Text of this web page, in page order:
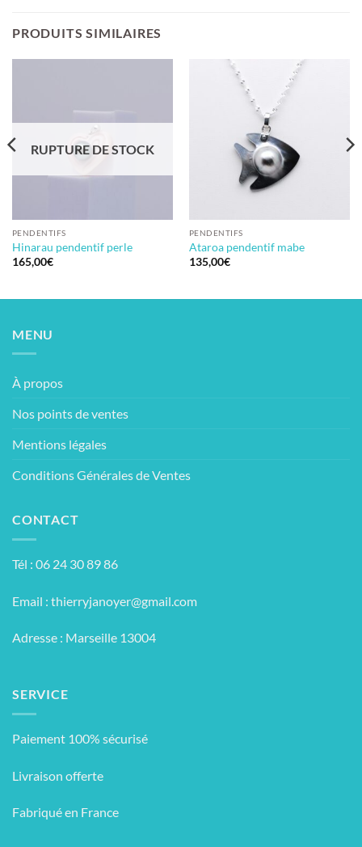
PRODUITS SIMILAIRES
RUPTURE DE STOCK
PENDENTIFS
Hinarau pendentif perle
165,00€
PENDENTIFS
Ataroa pendentif mabe
135,00€
MENU
À propos
Nos points de ventes
Mentions légales
Conditions Générales de Ventes
CONTACT
Tél : 06 24 30 89 86
Email : thierryjanoyer@gmail.com
Adresse : Marseille 13004
SERVICE
Paiement 100% sécurisé
Livraison offerte
Fabriqué en France